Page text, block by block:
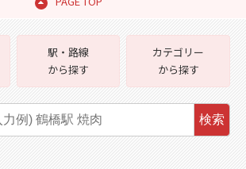
駅・路線
から探す
カテゴリー
から探す
検索